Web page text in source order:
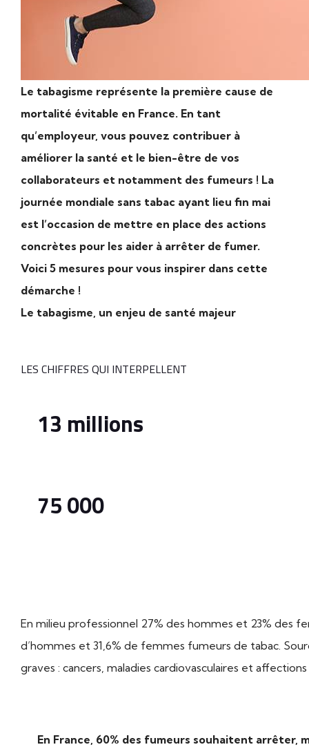
Le tabagisme représente la première cause de
mortalité évitable en France. En tant
qu’employeur, vous pouvez contribuer à
améliorer la santé et le bien-être de vos
collaborateurs et notamment des fumeurs ! La
journée mondiale sans tabac ayant lieu fin mai
est l’occasion de mettre en place des actions
concrètes pour les aider à arrêter de fumer.
Voici 5 mesures pour vous inspirer dans cette
démarche !
Le tabagisme, un enjeu de santé majeur
LES CHIFFRES QUI INTERPELLENT
13 millions
75 000
En milieu professionnel 27% des hommes et 23% des
d’hommes et 31,6% de femmes fumeurs de tabac.
graves : cancers, maladies cardiovasculaires et
En France, 60% des fumeurs souhaitent arrêter,